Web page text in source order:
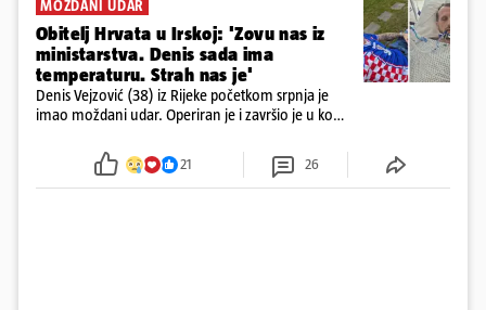
MOŽDANI UDAR
Obitelj Hrvata u Irskoj: 'Zovu nas iz
ministarstva. Denis sada ima
temperaturu. Strah nas je'
Denis Vejzović (38) iz Rijeke početkom srpnja je
imao moždani udar. Operiran je i završio je u komi.
tamošnji liječnici ne vjeruju u oporavak: 'Imamo
21 26